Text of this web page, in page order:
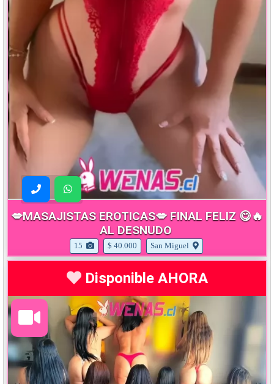
💋MASAJISTAS EROTICAS💋 FINAL FELIZ 😋🔥
AL DESNUDO
15 $ 40.000 San Miguel
Disponible AHORA